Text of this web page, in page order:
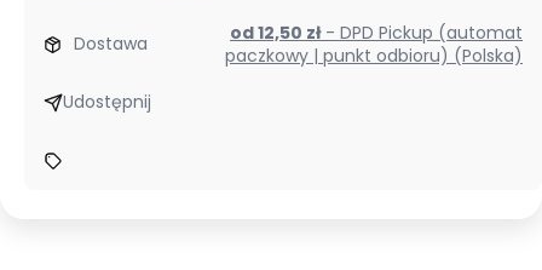
Dostawa od 12,50 zł - DPD Pickup (automat
paczkowy | punkt odbioru) (Polska)
Udostępnij